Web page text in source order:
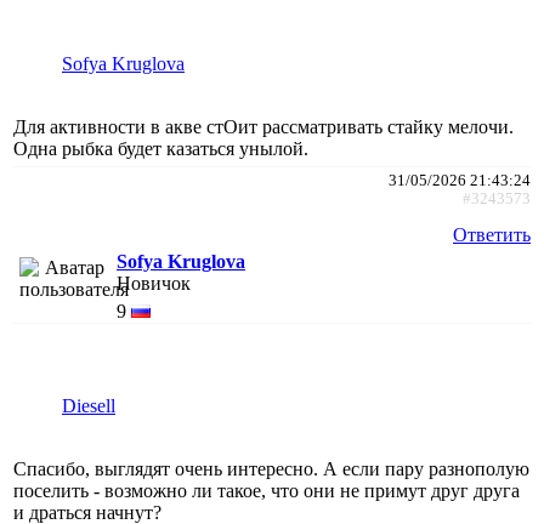
Sofya Kruglova
Для активности в акве стОит рассматривать стайку мелочи.
Одна рыбка будет казаться унылой.
31/05/2026 21:43:24
#3243573
Ответить
Sofya Kruglova
Новичок
9
Diesell
Спасибо, выглядят очень интересно. А если пару разнополую
поселить - возможно ли такое, что они не примут друг друга
и драться начнут?